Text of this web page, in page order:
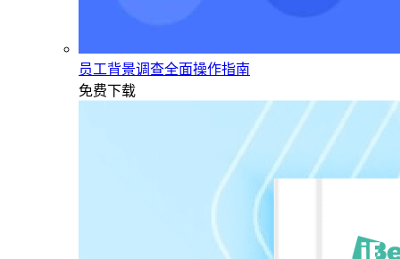
员工背景调查全面操作指南
免费下载